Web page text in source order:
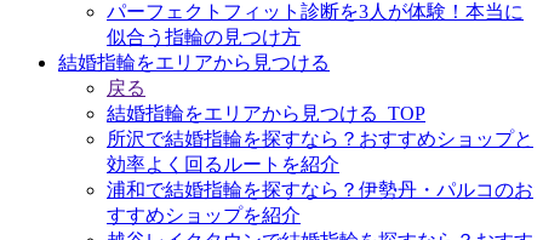
パーフェクトフィット診断を3人が体験！本当に
似合う指輪の見つけ方
結婚指輪をエリアから見つける
戻る
結婚指輪をエリアから見つける_TOP
所沢で結婚指輪を探すなら？おすすめショップと
効率よく回るルートを紹介
浦和で結婚指輪を探すなら？伊勢丹・パルコのお
すすめショップを紹介